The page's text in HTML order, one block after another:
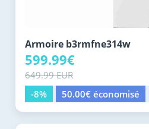
Armoire b3rmfne314w
599.99€
649.99 EUR
-8%
50.00€ économisé